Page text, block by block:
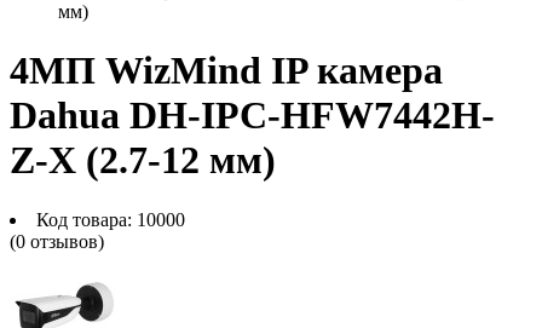
мм)
4МП WizMind IP камера
Dahua DH-IPC-HFW7442H-
Z-X (2.7-12 мм)
Код товара: 10000
(0 отзывов)